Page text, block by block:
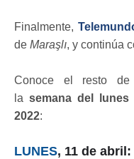
Finalmente,
de Maraşlı, y continúa
Conoce el resto de
la semana del
2022:
LUNES, 11 de abril: